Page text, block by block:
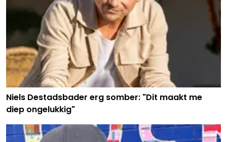
Niels Destadsbader erg somber: "Dit maakt me
diep ongelukkig"